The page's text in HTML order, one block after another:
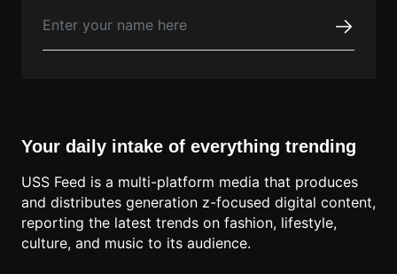
Your daily intake of everything trending
USS Feed is a multi-platform media that produces
and distributes generation z-focused digital content,
reporting the latest trends on fashion, lifestyle,
culture, and music to its audience.